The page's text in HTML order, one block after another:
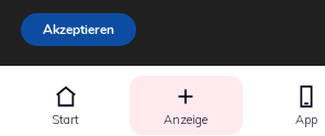
Akzeptieren
Start Anzeige App